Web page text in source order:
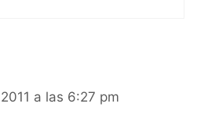
a las 6:27 pm